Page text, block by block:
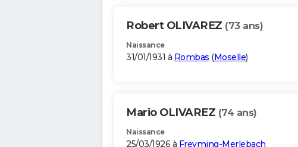
Robert OLIVAREZ (73 ans)
Naissance
31/01/1931 à Rombas (Moselle)
Mario OLIVAREZ (74 ans)
Naissance
25/03/1926 à Freyming-Merlebach